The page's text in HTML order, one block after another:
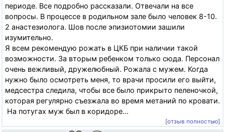
периоде. Все подробно рассказали. Отвечали на все
вопросы. В процессе в родильном зале было человек 8-10.
2 анастезиолога. Шов после эпизиотомии зашили
изумительно.
Я всем рекомендую рожать в ЦКБ при наличии такой
возможности. За вторым ребенком только сюда. Персонал
очень вежливый, дружелюбный. Рожала с мужем. Когда
нужно было осмотреть меня, то врачи просили его выйти,
медсестра следила, чтобы все было прикрыто пеленочкой,
которая регулярно съезжала во время метаний по кровати.
На потугах муж был в коридоре...
[отзыв полностью]